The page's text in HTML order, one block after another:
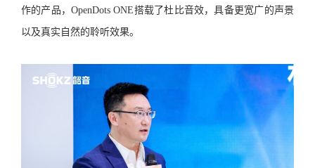
作的产品，OpenDots ONE搭载了杜比音效，具备更宽广的声景
以及真实自然的聆听效果。